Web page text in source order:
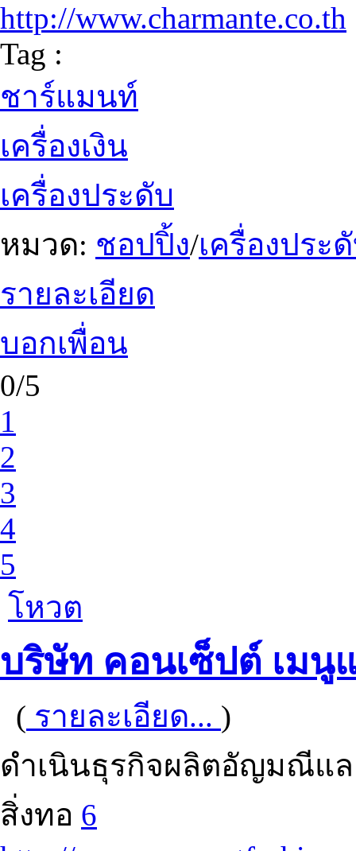
http://www.charmante.co.th
Tag :
ชาร์แมนท์
เครื่องเงิน
เครื่องประดับ
หมวด: ชอปปิ้ง/เครื่องปร
รายละเอียด
บอกเพื่อน
0/5
1
2
3
4
5
โหวต
บริษัท คอนเซ็ปต์ เมนู
( รายละเอียด... )
ดำเนินธุรกิจผลิตอัญมณีแ
สิ่งทอ 6